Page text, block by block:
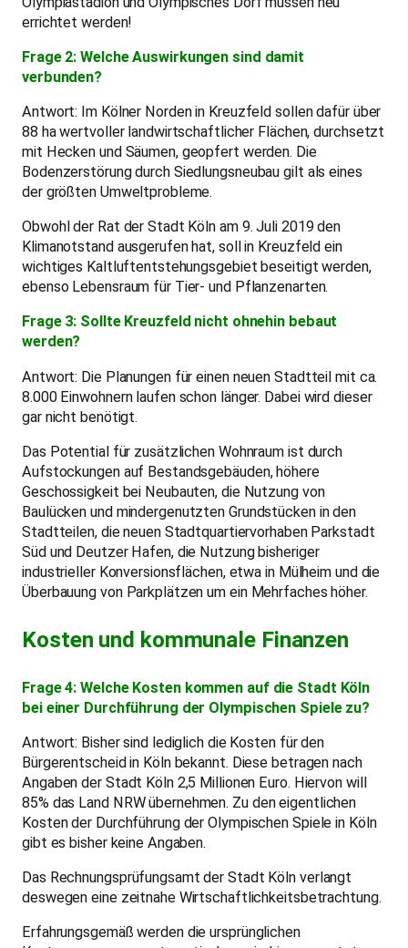
errichtet werden!
Frage 2: Welche Auswirkungen sind damit
verbunden?
Antwort: Im Kölner Norden in Kreuzfeld sollen dafür über
88 ha wertvoller landwirtschaftlicher Flächen, durchsetzt
mit Hecken und Säumen, geopfert werden. Die
Bodenzerstörung durch Siedlungsneubau gilt als eines
der größten Umweltprobleme.
Obwohl der Rat der Stadt Köln am 9. Juli 2019 den
Klimanotstand ausgerufen hat, soll in Kreuzfeld ein
wichtiges Kaltluftentstehungsgebiet beseitigt werden,
ebenso Lebensraum für Tier- und Pflanzenarten.
Frage 3: Sollte Kreuzfeld nicht ohnehin bebaut
werden?
Antwort: Die Planungen für einen neuen Stadtteil mit ca.
8.000 Einwohnern laufen schon länger. Dabei wird dieser
gar nicht benötigt.
Das Potential für zusätzlichen Wohnraum ist durch
Aufstockungen auf Bestandsgebäuden, höhere
Geschossigkeit bei Neubauten, die Nutzung von
Baulücken und mindergenutzten Grundstücken in den
Stadtteilen, die neuen Stadtquartiervorhaben Parkstadt
Süd und Deutzer Hafen, die Nutzung bisheriger
industrieller Konversionsflächen, etwa in Mülheim und die
Überbauung von Parkplätzen um ein Mehrfaches höher.
Kosten und kommunale Finanzen
Frage 4: Welche Kosten kommen auf die Stadt Köln
bei einer Durchführung der Olympischen Spiele zu?
Antwort: Bisher sind lediglich die Kosten für den
Bürgerentscheid in Köln bekannt. Diese betragen nach
Angaben der Stadt Köln 2,5 Millionen Euro. Hiervon will
85% das Land NRW übernehmen. Zu den eigentlichen
Kosten der Durchführung der Olympischen Spiele in Köln
gibt es bisher keine Angaben.
Das Rechnungsprüfungsamt der Stadt Köln verlangt
deswegen eine zeitnahe Wirtschaftlichkeitsbetrachtung.
Erfahrungsgemäß werden die ursprünglichen